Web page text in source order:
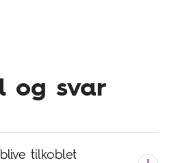
og svar
tilkoblet